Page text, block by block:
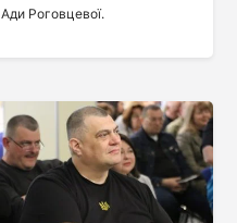
Ади Роговцевої.